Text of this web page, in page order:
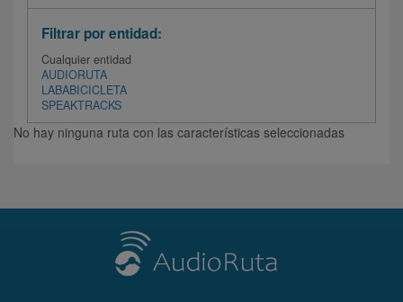
Filtrar por entidad:
Cualquier entidad
AUDIORUTA
LABABICICLETA
SPEAKTRACKS
No hay ninguna ruta con las características seleccionadas